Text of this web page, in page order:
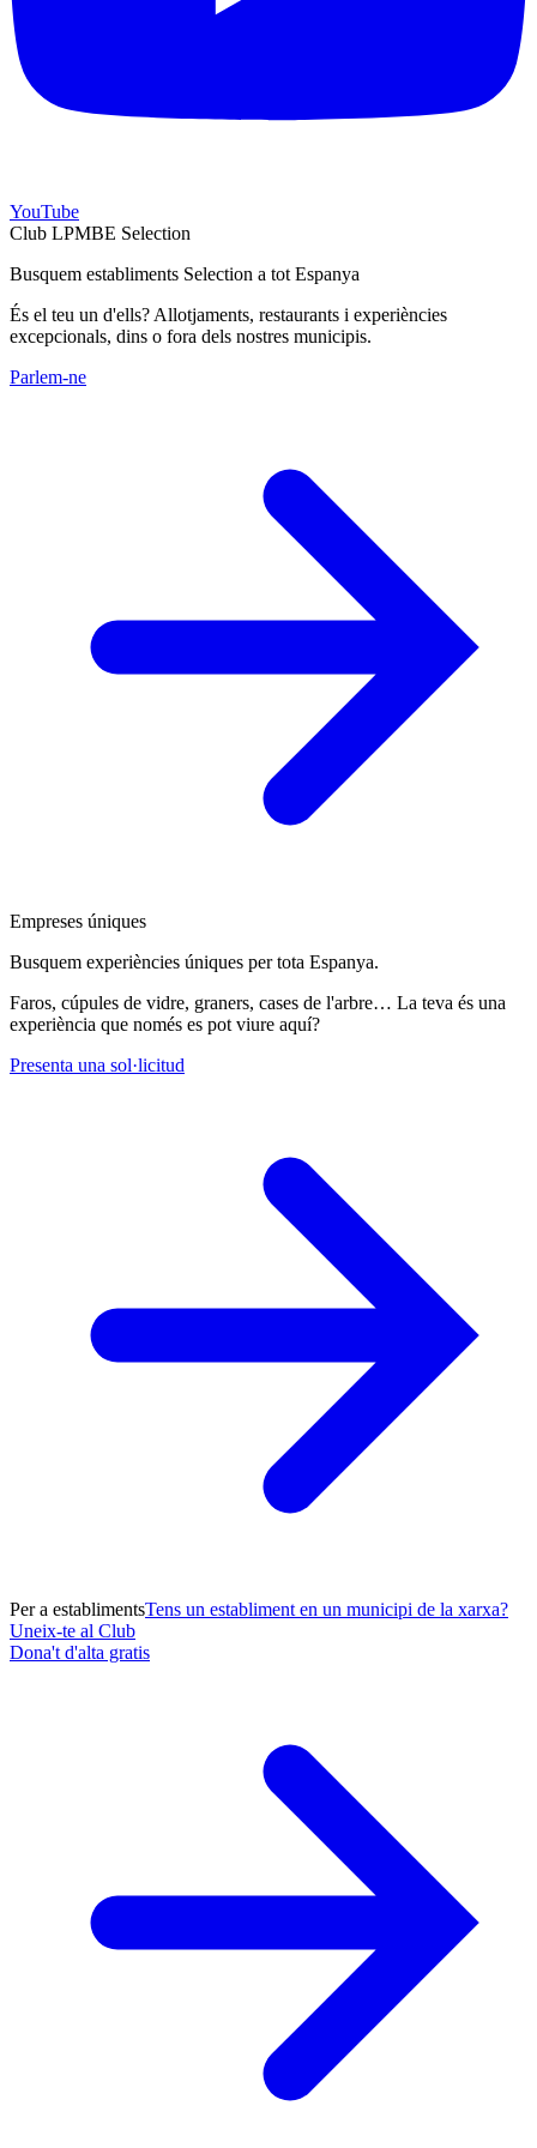
YouTube
Club LPMBE Selection
Busquem establiments Selection a tot Espanya
És el teu un d'ells? Allotjaments, restaurants i experiències
excepcionals, dins o fora dels nostres municipis.
Parlem-ne
Empreses úniques
Busquem experiències úniques per tota Espanya.
Faros, cúpules de vidre, graners, cases de l'arbre… La teva és una
experiència que només es pot viure aquí?
Presenta una sol·licitud
Per a establimentsTens un establiment en un municipi de la xarxa?
Uneix-te al Club
Dona't d'alta gratis